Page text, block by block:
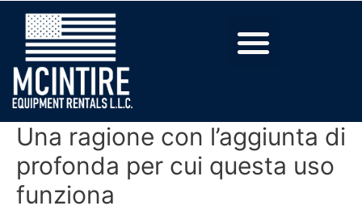
Una ragione con l’aggiunta di
profonda per cui questa uso
funziona